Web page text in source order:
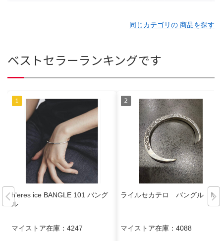
同じカテゴリの 商品を探す
ベストセラーランキングです
h'eres ice BANGLE 101 バング
ル
マイストア在庫： 4247
ライルセカテロ バングル ML
マイストア在庫： 4088